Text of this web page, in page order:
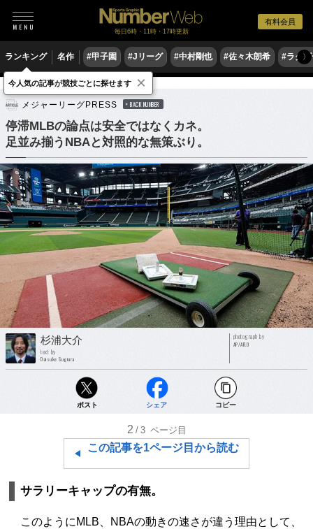
有料会員
毎日6時・11時・17時更新
ランキング 名作 #甲子園 #Jリーグ #中村剛也 #佐々木朗希 #ラグ〉
野球 MLB
メジャーリーグPRESS BACK NUMBER
停滞MLBの論点は安全ではなくカネ。
足並み揃うNBAと対照的な無策ぶり。
杉浦大介
text by
Daisuke Sugiura
photograph by
AP/AFLO
ポスト シェア コピー
2 /3 ページ目
この記事を1ページ目から読む
サラリーキャップの有無。
このようにMLB、NBAの動きの速さが違う理由として、
今人気の記事が競技ごとに探せます ×